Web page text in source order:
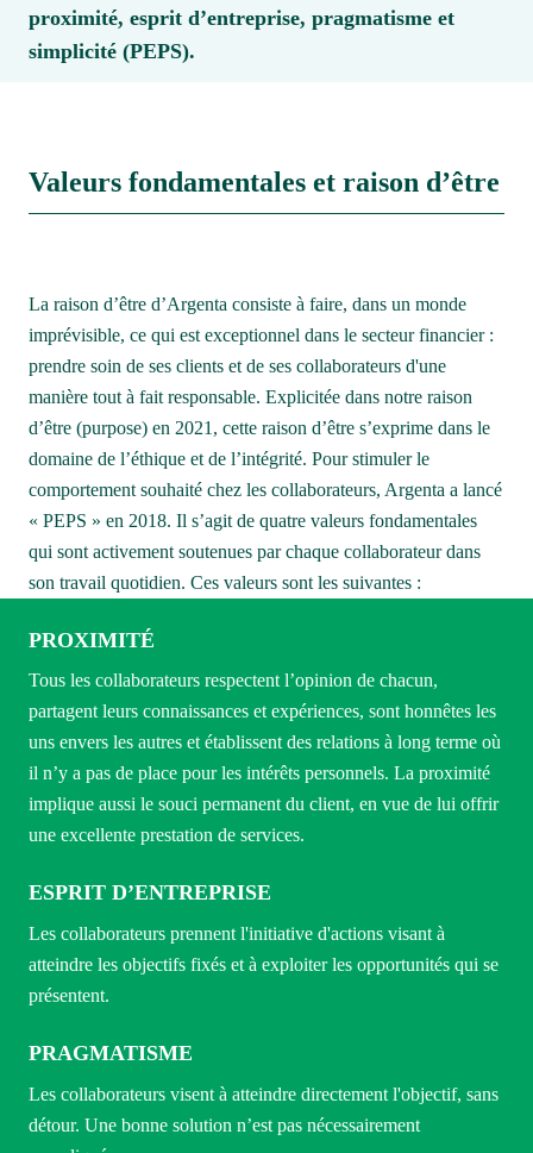
proximité, esprit d’entreprise, pragmatisme et
simplicité (PEPS).
Valeurs fondamentales et raison d’être
La raison d’être d’Argenta consiste à faire, dans un monde
imprévisible, ce qui est exceptionnel dans le secteur financier :
prendre soin de ses clients et de ses collaborateurs d'une
manière tout à fait responsable. Explicitée dans notre raison
d’être (purpose) en 2021, cette raison d’être s’exprime dans le
domaine de l’éthique et de l’intégrité. Pour stimuler le
comportement souhaité chez les collaborateurs, Argenta a lancé
« PEPS » en 2018. Il s’agit de quatre valeurs fondamentales
qui sont activement soutenues par chaque collaborateur dans
son travail quotidien. Ces valeurs sont les suivantes :
PROXIMITÉ
Tous les collaborateurs respectent l’opinion de chacun,
partagent leurs connaissances et expériences, sont honnêtes les
uns envers les autres et établissent des relations à long terme où
il n’y a pas de place pour les intérêts personnels. La proximité
implique aussi le souci permanent du client, en vue de lui offrir
une excellente prestation de services.
ESPRIT D’ENTREPRISE
Les collaborateurs prennent l'initiative d'actions visant à
atteindre les objectifs fixés et à exploiter les opportunités qui se
présentent.
PRAGMATISME
Les collaborateurs visent à atteindre directement l'objectif, sans
détour. Une bonne solution n’est pas nécessairement